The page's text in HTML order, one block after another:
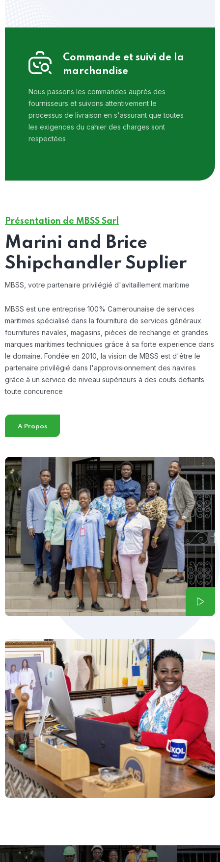
Commande et suivi de la
marchandise
Nous passons les commandes auprès des
fournisseurs et suivons attentivement le
processus de livraison en s'assurant que toutes
les exigences du cahier des charges sont
respectées
Présentation de MBSS Sarl
Marini and Brice
Shipchandler Suplier
MBSS, votre partenaire privilégié d'avitaillement maritime
MBSS est une entreprise 100% Camerounaise de services
maritimes spécialisé dans la fourniture de services généraux
fournitures navales, magasins, pièces de rechange et grandes
marques maritimes techniques grâce à sa forte experience dans
le domaine. Fondée en 2010, la vision de MBSS est d'être le
partenaire privilégié dans l'approvisionnement des navires
grâce à un service de niveau supérieurs à des couts defiants
toute concurence
A Propos